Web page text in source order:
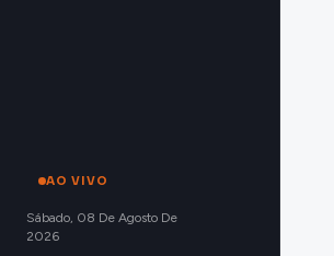
AO VIVO
Sábado, 08 De Agosto De
2026